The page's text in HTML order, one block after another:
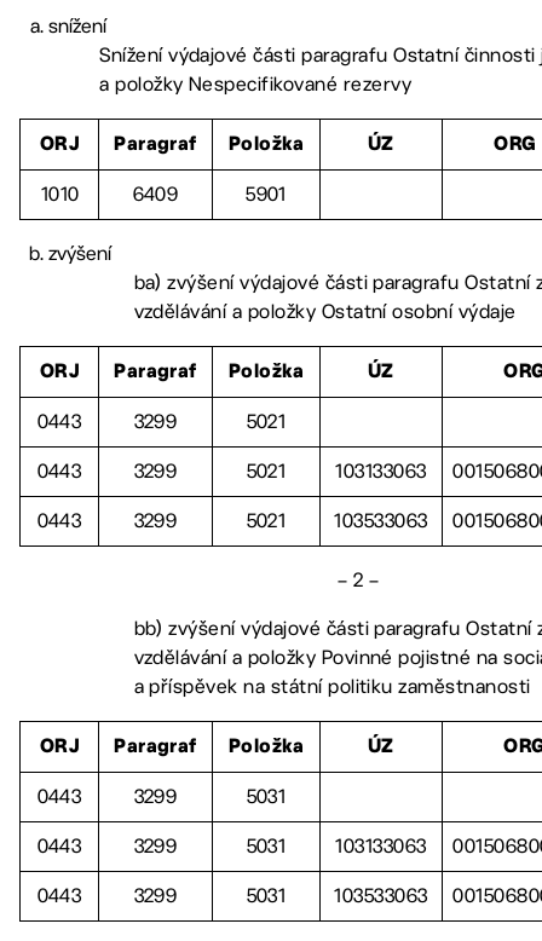
snížení
Snížení výdajové části paragrafu Ostatní činnosti
a položky Nespecifikované rezervy
ORJ Paragraf Položka ÚZ ORG
1010 6409 5901
zvýšení
ba) zvýšení výdajové části paragrafu Ostatní
vzdělávání a položky Ostatní osobní výdaje
ORJ Paragraf Položka ÚZ
0443 3299 5021
0443 3299 5021 103133063
0443 3299 5021 103533063
– 2 –
bb) zvýšení výdajové části paragrafu Ostatní
vzdělávání a položky Povinné pojistné na
a příspěvek na státní politiku zaměstnanosti
ORJ Paragraf Položka ÚZ
0443 3299 5031
0443 3299 5031 103133063
0443 3299 5031 103533063